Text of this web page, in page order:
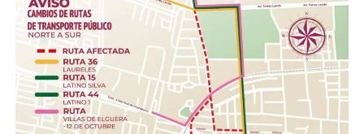
cubetas, jergas.
Higiene personal.- Shampoo, pasta dental, jabón de
barra, toallas húmedas, toallas sanitarias, rastrillos.
Herramientas .- Pala, pico, guantes, linternas,
cascos, pilas.